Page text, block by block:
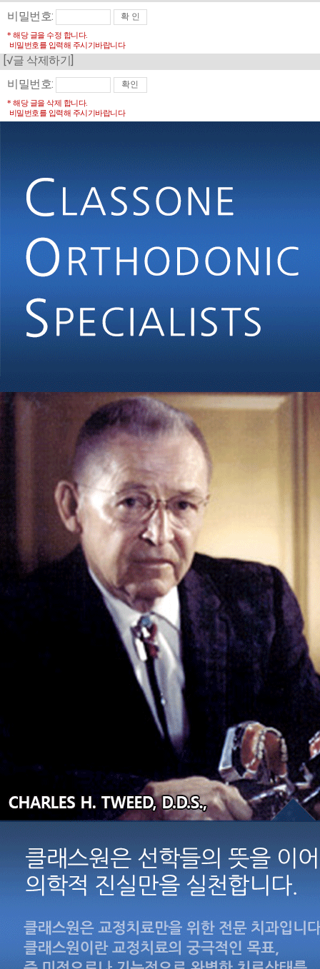
비밀번호:
* 해당 글을 수정 합니다.
비밀번호를 입력해 주시기바랍니다
[√글 삭제하기]
비밀번호:
* 해당 글을 삭제 합니다.
비밀번호를 입력해 주시기바랍니다